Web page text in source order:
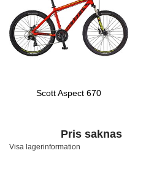
Scott Aspect 670
Pris saknas
Visa lagerinformation